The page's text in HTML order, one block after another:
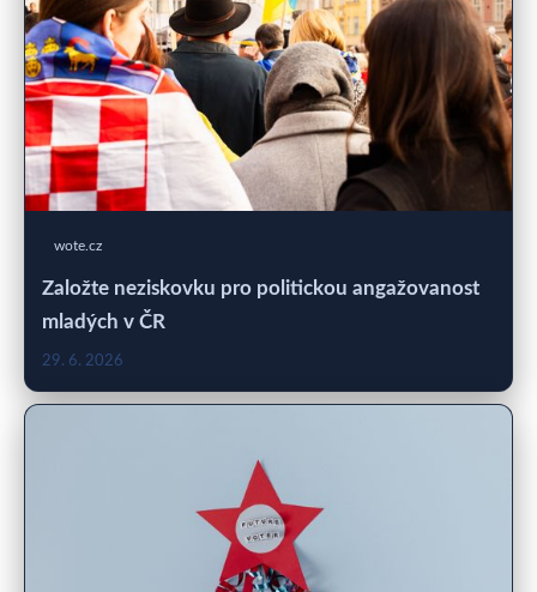
wote.cz
Založte neziskovku pro politickou angažovanost
mladých v ČR
29. 6. 2026